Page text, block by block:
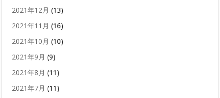
2021年12月 (13)
2021年11月 (16)
2021年10月 (10)
2021年9月 (9)
2021年8月 (11)
2021年7月 (11)